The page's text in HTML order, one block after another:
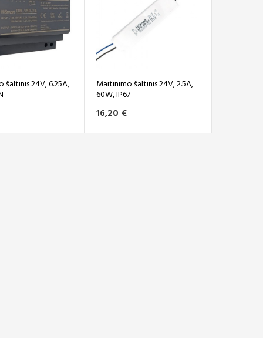
šaltinis 24V, 6.25A, Maitinimo šaltinis 24V, 2.5A,
60W, IP67
16,20 €